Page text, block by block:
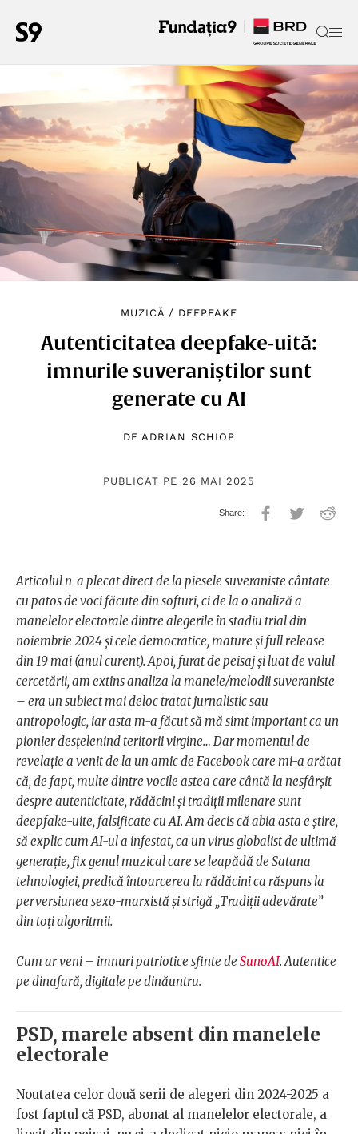
MUZICĂ / DEEPFAKE
Autenticitatea deepfake-uită:
imnurile suveraniștilor sunt
generate cu AI
DEADRIAN SCHIOP
PUBLICAT PE 26 MAI 2025
Articolul n-a plecat direct de la piesele suveraniste cântate
cu patos de voci făcute din softuri, ci de la o analiză a
manelelor electorale dintre alegerile în stadiu trial din
noiembrie 2024 și cele democratice, mature și full release
din 19 mai (anul curent). Apoi, furat de peisaj și luat de valul
cercetării, am extins analiza la manele/melodii suveraniste
– era un subiect mai deloc tratat jurnalistic sau
antropologic, iar asta m-a făcut să mă simt important ca un
pionier desțelenind teritorii virgine… Dar momentul de
revelație a venit de la un amic de Facebook care mi-a arătat
că, de fapt, multe dintre vocile astea care cântă la nesfârșit
despre autenticitate, rădăcini și tradiții milenare sunt
deepfake-uite, falsificate cu AI. Am decis că abia asta e știre,
să explic cum AI-ul a infestat, ca un virus globalist de ultimă
generație, fix genul muzical care se leapădă de Satana
tehnologiei, predică întoarcerea la rădăcini ca răspuns la
perversiunea sexo-marxistă și strigă „Tradiții adevărate”
din toți algoritmii.
Cum ar veni – imnuri patriotice sfinte de SunoAI. Autentice
pe dinafară, digitale pe dinăuntru.
PSD, marele absent din manelele
electorale
Noutatea celor două serii de alegeri din 2024-2025 a
fost faptul că PSD, abonat al manelelor electorale, a